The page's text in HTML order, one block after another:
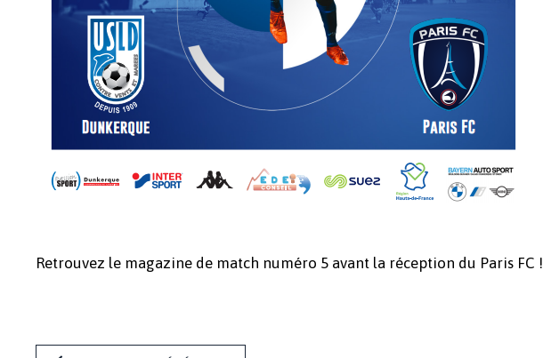
Retrouvez le magazine de match numéro 5 avant la réception du Paris FC !